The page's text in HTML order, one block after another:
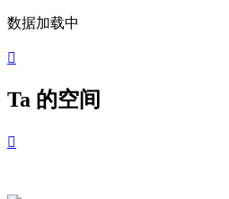
数据加载中

Ta 的空间
